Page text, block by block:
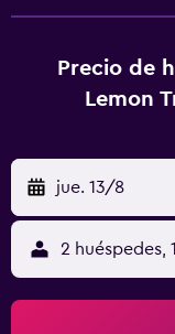
Todas las
ofrecen balcón y
inglés/irlandés
a 4,8 km del
6,4 km. El
Elizabeth) está a 6
Precio de
Lemon
jue. 13/8
2 huéspedes,